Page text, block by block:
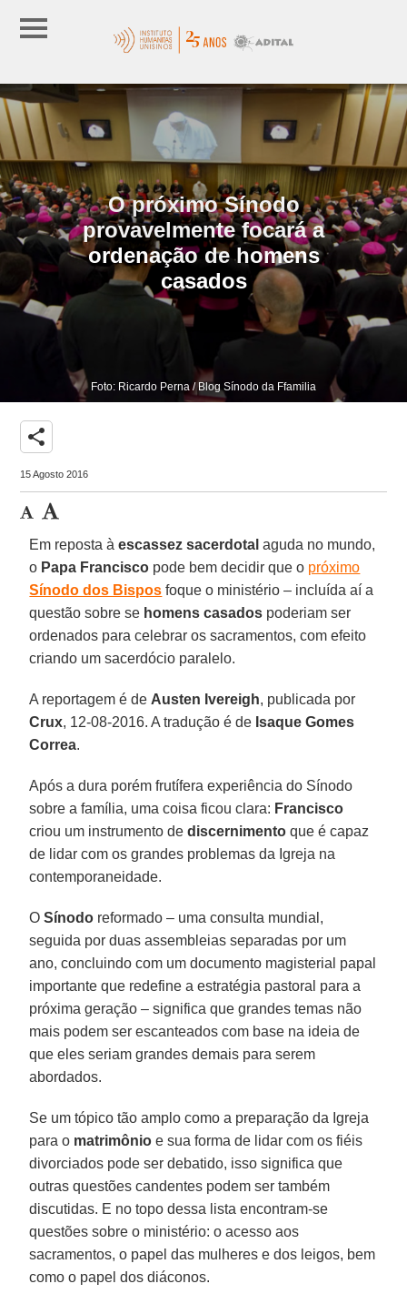
O próximo Sínodo
provavelmente focará a
ordenação de homens
casados
Foto: Ricardo Perna / Blog Sínodo da Ffamilia
share
15 Agosto 2016
Em reposta àescassez sacerdotal aguda no mundo,
o Papa Francisco pode bem decidir que o próximo
Sínodo dos Bispos foque o ministério – incluída aí a
questão sobre se homens casados poderiam ser
ordenados para celebrar os sacramentos, com efeito
criando um sacerdócio paralelo.
A reportagem é de Austen Ivereigh, publicada por
Crux, 12-08-2016. A tradução é de Isaque Gomes
Correa.
Após a dura porém frutífera experiência do Sínodo
sobre a família, uma coisa ficou clara: Francisco
criou um instrumento dediscernimento que é capaz
de lidar com os grandes problemas da Igreja na
contemporaneidade.
OSínodo reformado – uma consulta mundial,
seguida por duas assembleias separadas por um
ano, concluindo com um documento magisterial papal
importante que redefine a estratégia pastoral para a
próxima geração – significa que grandes temas não
mais podem ser escanteados com base na ideia de
que eles seriam grandes demais para serem
abordados.
Se um tópico tão amplo como a preparação da Igreja
para o matrimônio e sua forma de lidar com os fiéis
divorciados pode ser debatido, isso significa que
outras questões candentes podem ser também
discutidas. E no topo dessa lista encontram-se
questões sobre o ministério: o acesso aos
sacramentos, o papel das mulheres e dos leigos, bem
como o papel dos diáconos.